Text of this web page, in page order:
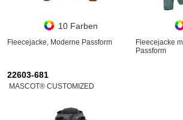
10 Farben
Fleecejacke, Moderne Passform
Fleecejacke
Passform
22603-681
MASCOT® CUSTOMIZED